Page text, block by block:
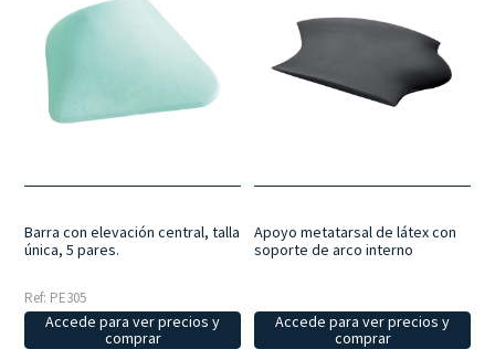
Barra con elevación central, talla
única, 5 pares.
Ref: PE305
Accede para ver precios y
comprar
Apoyo metatarsal de látex con
soporte de arco interno
Accede para ver precios y
comprar